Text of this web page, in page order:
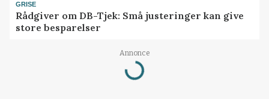
GRISE
Rådgiver om DB-Tjek: Små justeringer kan give
store besparelser
Annonce
Loading...